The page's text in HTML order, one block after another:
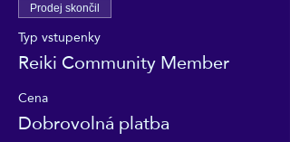
Prodej skončil
Typ vstupenky
Reiki Community Member
Cena
Dobrovolná platba